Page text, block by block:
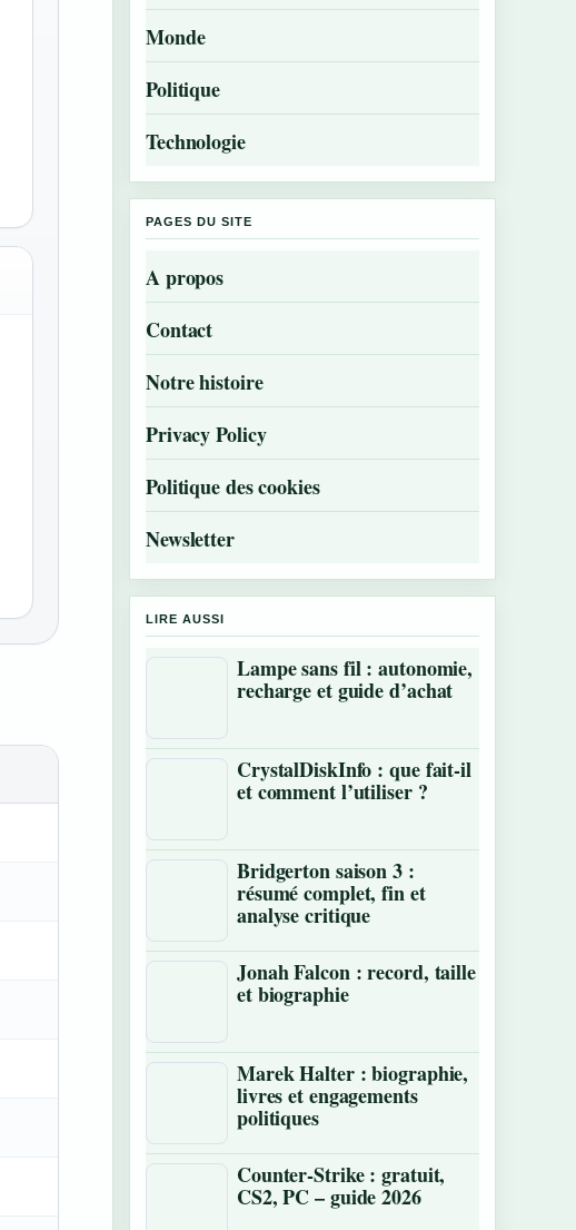
Monde
Politique
Technologie
PAGES DU SITE
A propos
Contact
Notre histoire
Privacy Policy
Politique des cookies
Newsletter
LIRE AUSSI
Lampe sans fil : autonomie,
recharge et guide d’achat
CrystalDiskInfo : que fait-il
et comment l’utiliser ?
Bridgerton saison 3 :
résumé complet, fin et
analyse critique
Jonah Falcon : record, taille
et biographie
Marek Halter : biographie,
livres et engagements
politiques
Counter-Strike : gratuit,
CS2, PC – guide 2026